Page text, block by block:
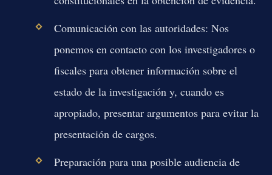
Comunicación con las autoridades: Nos
ponemos en contacto con los investigadores o
fiscales para obtener información sobre el
estado de la investigación y, cuando es
apropiado, presentar argumentos para evitar la
presentación de cargos.
Preparación para una posible audiencia de